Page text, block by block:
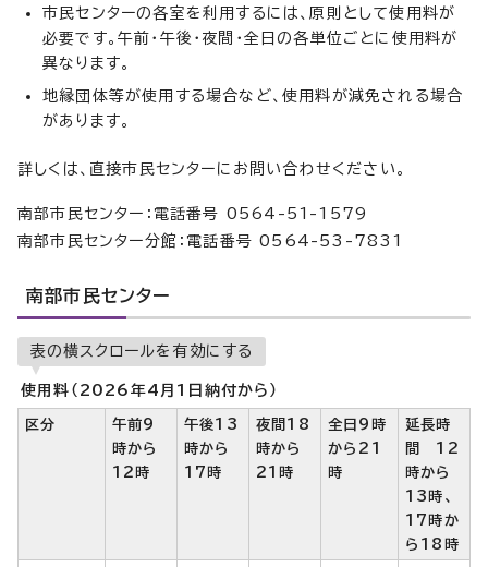
市民センターの各室を利用するには、原則として使用料が
必要です。午前・午後・夜間・全日の各単位ごとに使用料が
異なります。
地縁団体等が使用する場合など、使用料が減免される場合
があります。
詳しくは、直接市民センターにお問い合わせください。
南部市民センター：電話番号 0564-51-1579
南部市民センター分館：電話番号 0564-53-7831
南部市民センター
表の横スクロールを有効にする
使用料（2026年4月1日納付から）
区分
午前9
時から
12時
午後13
時から
17時
夜間18
時から
21時
全日9時
から21
時
延長時
間 12
時から
13時、
17時か
ら18時